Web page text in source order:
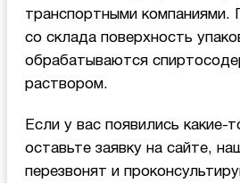
транспортными компаниями.
со склада поверхность
обрабатываются
раствором.
Если у вас появились какие-
оставьте заявку на сайте,
перезвонят и